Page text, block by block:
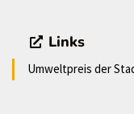
Links
Umweltpreis der